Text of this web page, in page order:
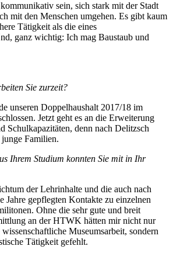
sein, sich stark mit der Stadt
mit den Menschen umgehen. Es gibt kaum
Tätigkeit als die eines
ganz wichtig: Ich mag Baustaub und
Sie zurzeit?
unseren Doppelhaushalt 2017/18 im
Jetzt geht es an die Erweiterung
Schulkapazitäten, denn nach Delitzsch
Familien.
Ihrem Studium konnten Sie mit in Ihr
der Lehrinhalte und die auch nach
Jahre gepflegten Kontakte zu einzelnen
Ohne die sehr gute und breit
an der HTWK hätten mir nicht nur
Museumsarbeit, sondern
Tätigkeit gefehlt.